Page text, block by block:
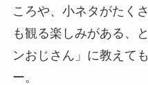
ころや、小ネタがたく
も観る楽しみがある、
ンおじさん」に教えて
ー。